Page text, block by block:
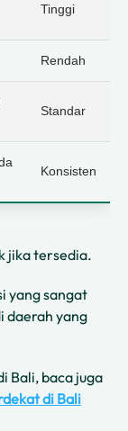
Tinggi
Rendah
Standar
Konsisten
jika tersedia.
yang sangat
daerah yang
Bali, baca juga
di Bali